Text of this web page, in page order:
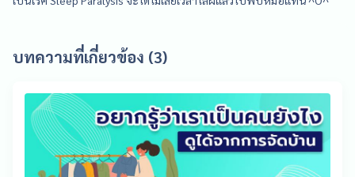
บทความที่เกี่ยวข้อง (3)